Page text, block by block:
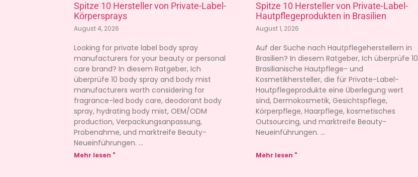
Spitze 10 Hersteller von Private-Label-
Körpersprays
August 4, 2026
Looking for private label body spray
manufacturers for your beauty or personal
care brand? In diesem Ratgeber, Ich
überprüfe 10 body spray and body mist
manufacturers worth considering for
fragrance-led body care, deodorant body
spray, hydrating body mist, OEM/ODM
production, Verpackungsanpassung,
Probenahme, und marktreife Beauty-
Neueinführungen.
Mehr lesen "
Spitze 10 Hersteller von Private-Label-
Hautpflegeprodukten in Brasilien
August 1, 2026
Auf der Suche nach Hautpflegeherstellern in
Brasilien? In diesem Ratgeber, Ich überprüfe 10
Brasilianische Hautpflege- und
Kosmetikhersteller, die für Private-Label-
Hautpflegeprodukte eine Überlegung wert
sind, Dermokosmetik, Gesichtspflege,
Körperpflege, Haarpflege, kosmetisches
Outsourcing, und marktreife Beauty-
Neueinführungen.
Mehr lesen "